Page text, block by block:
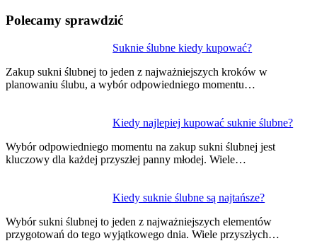
Polecamy sprawdzić
Suknie ślubne kiedy kupować?
Zakup sukni ślubnej to jeden z najważniejszych kroków w
planowaniu ślubu, a wybór odpowiedniego momentu…
Kiedy najlepiej kupować suknie ślubne?
Wybór odpowiedniego momentu na zakup sukni ślubnej jest
kluczowy dla każdej przyszłej panny młodej. Wiele…
Kiedy suknie ślubne są najtańsze?
Wybór sukni ślubnej to jeden z najważniejszych elementów
przygotowań do tego wyjątkowego dnia. Wiele przyszłych…
wpisu